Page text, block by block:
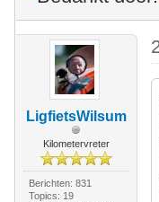
LigfietsWilsum
Kilometervreter
Berichten: 831
Topics: 19